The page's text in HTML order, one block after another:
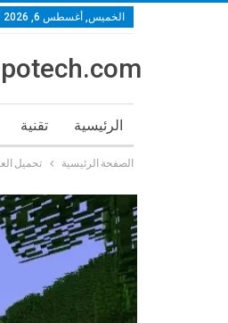
الخميس, أغسطس 6, 2026
الرئيسية تقنية
الصفحة الرئيسية تحميل